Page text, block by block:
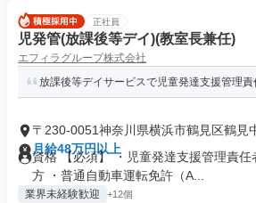
正社員
児発管(放課後等デイ)(教室長兼任)
エフィラグループ株式会社
放課後等デイサービスで児童発達支援管理責
〒230-0051神奈川県横浜市鶴見区鶴見
月給48万円以上
資格 【必須】 ・児童発達支援管理責
方 ・普通自動車運転免許（A...
業界未経験歓迎 +12個